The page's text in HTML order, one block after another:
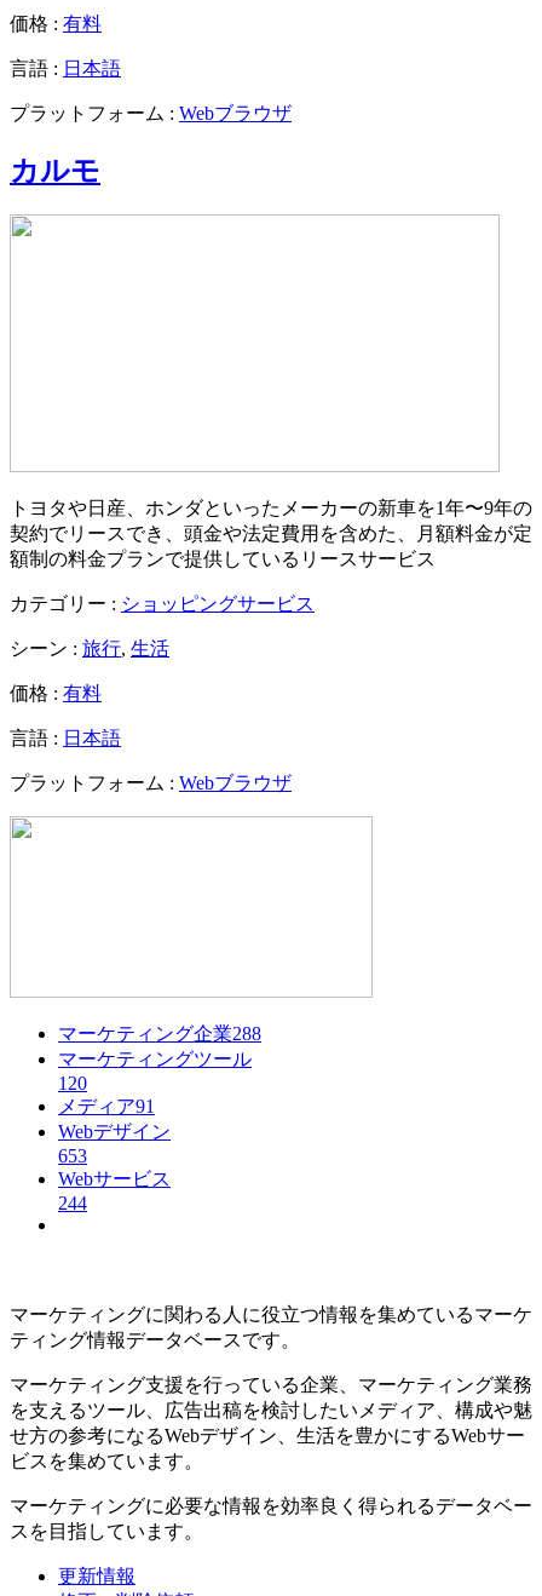
価格 : 有料
言語 : 日本語
プラットフォーム : Webブラウザ
カルモ
トヨタや日産、ホンダといったメーカーの新車を1年〜9年の
契約でリースでき、頭金や法定費用を含めた、月額料金が定
額制の料金プランで提供しているリースサービス
カテゴリー : ショッピングサービス
シーン : 旅行, 生活
価格 : 有料
言語 : 日本語
プラットフォーム : Webブラウザ
マーケティング企業288
マーケティングツール
120
メディア91
Webデザイン
653
Webサービス
244
マーケティングに関わる人に役立つ情報を集めているマーケ
ティング情報データベースです。
マーケティング支援を行っている企業、マーケティング業務
を支えるツール、広告出稿を検討したいメディア、構成や魅
せ方の参考になるWebデザイン、生活を豊かにするWebサー
ビスを集めています。
マーケティングに必要な情報を効率良く得られるデータベー
スを目指しています。
更新情報